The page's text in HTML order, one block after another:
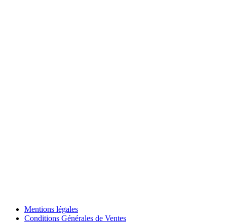
Mentions légales
Conditions Générales de Ventes